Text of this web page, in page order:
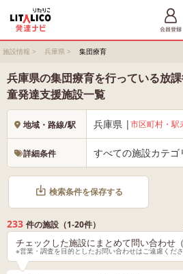
施設情報 > 兵庫県 > 集団療育
兵庫県の集団療育を行っている放
童発達支援施設一覧
地域・路線/駅 兵庫県 |市区町村・駅
詳細条件 すべての施設カテゴ
検索条件を保存する
233 件の施設（1-20件）
チェックした施設にまとめて問い合わせ（
※営業・調査を目的としたお問い合わせはご遠慮くだ